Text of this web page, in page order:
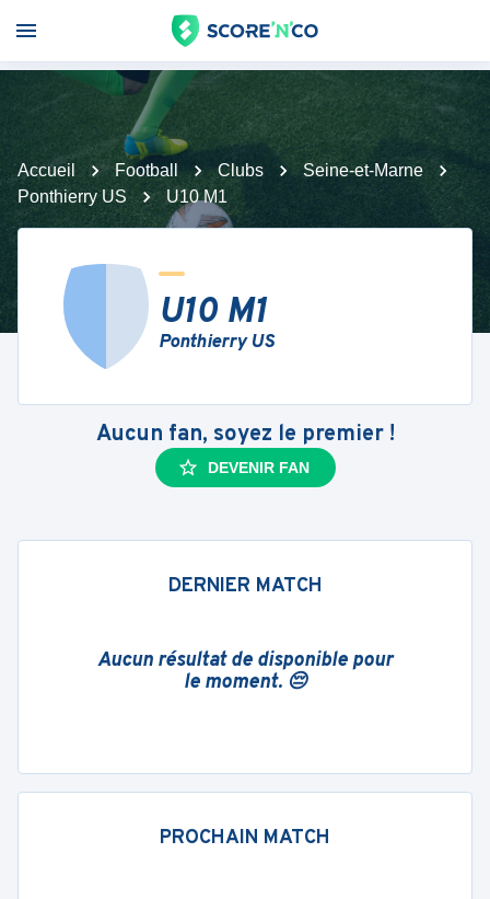
Accueil Football Clubs
Seine-et-Marne
Ponthierry US
U10 M1
U10 M1
Ponthierry US
Aucun fan, soyez le premier !
DEVENIR FAN
DERNIER MATCH
Aucun résultat de disponible pour
le moment. 😔
PROCHAIN MATCH